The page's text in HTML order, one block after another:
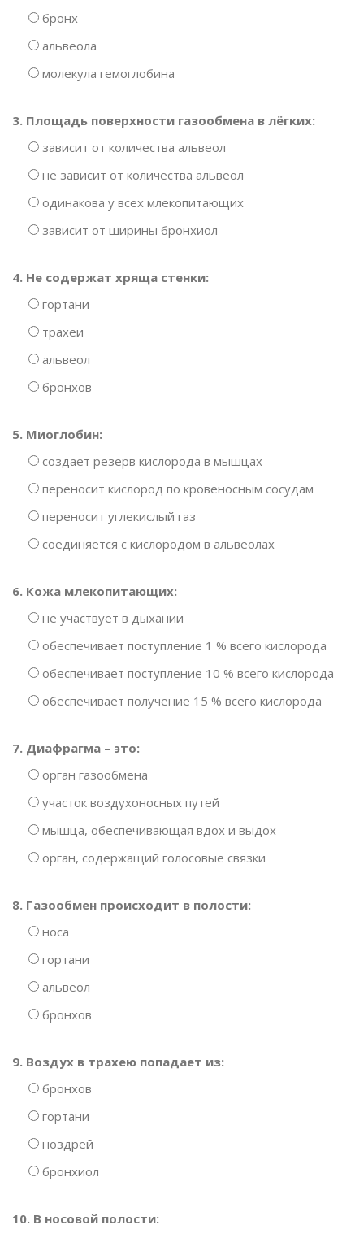
бронх
альвеола
молекула гемоглобина
3. Площадь поверхности газообмена в лёгких:
зависит от количества альвеол
не зависит от количества альвеол
одинакова у всех млекопитающих
зависит от ширины бронхиол
4. Не содержат хряща стенки:
гортани
трахеи
альвеол
бронхов
5. Миоглобин:
создаёт резерв кислорода в мышцах
переносит кислород по кровеносным сосудам
переносит углекислый газ
соединяется с кислородом в альвеолах
6. Кожа млекопитающих:
не участвует в дыхании
обеспечивает поступление 1 % всего кислорода
обеспечивает поступление 10 % всего кислорода
обеспечивает получение 15 % всего кислорода
7. Диафрагма – это:
орган газообмена
участок воздухоносных путей
мышца, обеспечивающая вдох и выдох
орган, содержащий голосовые связки
8. Газообмен происходит в полости:
носа
гортани
альвеол
бронхов
9. Воздух в трахею попадает из:
бронхов
гортани
ноздрей
бронхиол
10. В носовой полости: